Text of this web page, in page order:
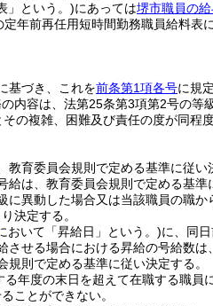
」という。)にあっては堺市職員の
定年前再任用短時間勤務職員給料表
基づき、これを前条第1項各号に規
内容は、法第25条第3項第2号の等
その複雑、困難及び責任の度が同程
教育委員会規則で定める基準に従い
は、教育委員会規則で定める基準
異動した場合又は当該職員の職
決定する。
おいて「昇給日」という。)に、同
せる場合における昇給の号給数は、
則で定める基準に従い決定する。
年度の末日を超えて在職する職
ことができない。